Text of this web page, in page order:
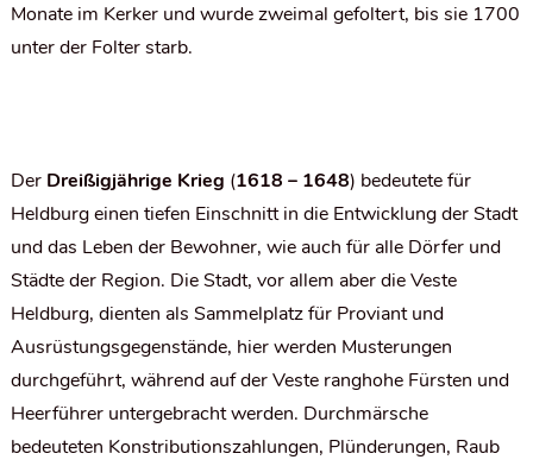
Monate im Kerker und wurde zweimal gefoltert, bis sie 1700
unter der Folter starb.
Der Dreißigjährige Krieg (1618 – 1648) bedeutete für
Heldburg einen tiefen Einschnitt in die Entwicklung der Stadt
und das Leben der Bewohner, wie auch für alle Dörfer und
Städte der Region. Die Stadt, vor allem aber die Veste
Heldburg, dienten als Sammelplatz für Proviant und
Ausrüstungsgegenstände, hier werden Musterungen
durchgeführt, während auf der Veste ranghohe Fürsten und
Heerführer untergebracht werden. Durchmärsche
bedeuteten Konstributionszahlungen, Plünderungen, Raub